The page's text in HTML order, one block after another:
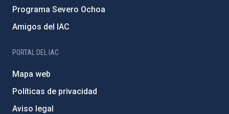
Programa Severo Ochoa
Amigos del IAC
PORTAL DEL IAC
Mapa web
Políticas de privacidad
Aviso legal